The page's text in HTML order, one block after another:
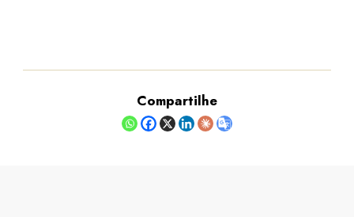
Compartilhe